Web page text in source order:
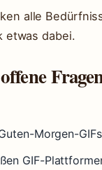
alle
etwas dabei.
Morgen-
GIF-